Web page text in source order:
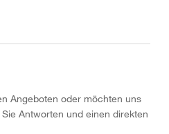
Angeboten oder möchten uns
Antworten und einen direkten